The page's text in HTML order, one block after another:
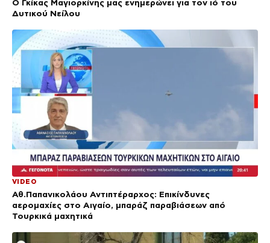
Ο Γκίκας Μαγιορκίνης μας ενημερώνει για τον ιό του
Δυτικού Νείλου
VIDEO
Αθ.Παπανικολάου Αντιπτέραρχος: Επικίνδυνες
αερομαχίες στο Αιγαίο, μπαράζ παραβιάσεων από
Τουρκικά μαχητικά